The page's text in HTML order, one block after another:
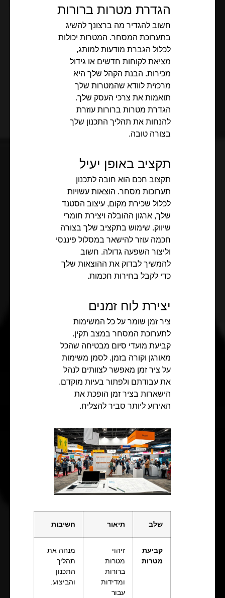
הגדרת מטרות ברורות
חשוב להגדיר מה ברצונך להשיג
בתערוכת המסחר. המטרות יכולות
לכלול הגברת מודעות למותג,
מציאת לקוחות חדשים או גידול
מכירות. הבנת הקהל שלך היא
מרכזית לוודא שהמטרות שלך
תואמות את צרכי העסק שלך.
הגדרת מטרות ברורות עוזרת
להנחות את תהליך התכנון שלך
בצורה טובה.
תקציב באופן יעיל
תקצוב חכם הוא חובה לתכנון
תערוכות מסחר. הוצאות עשויות
לכלול שכירת מקום, עיצוב הסטנד
שלך, ארגון ההובלה ויצירת חומרי
שיווק. שימוש בתקציב שלך בצורה
חכמה עוזר להישאר במסלול פיננסי
וליצור השפעה גדולה. חשוב
להמשיך לבדוק את ההוצאות שלך
כדי לקבל בחירות חכמות.
יצירת לוח זמנים
ציר זמן שומר על כל המשימות
לתערוכת המסחר במצב תקין.
קביעת מועדי סיום מבטיחה שהכל
מאורגן וקורה בזמן. לסמן משימות
על ציר זמן מאפשר לצוותים לנהל
את עבודתם ולפתור בעיות מוקדם.
הישארות בציר זמן הופכת את
האירוע ליותר סביר להצליח.
שלב תיאור חשיבות
קביעת
מטרות
זיהוי
מטרות
ברורות
ומדידות
עבור
מנחה את
תהליך
התכנון
והביצוע.